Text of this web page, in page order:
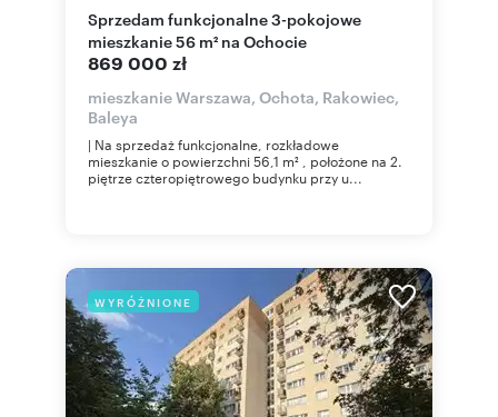
Sprzedam funkcjonalne 3-pokojowe
mieszkanie 56 m² na Ochocie
869 000 zł
mieszkanie Warszawa, Ochota, Rakowiec,
Baleya
| Na sprzedaż funkcjonalne, rozkładowe
mieszkanie o powierzchni 56,1 m² , położone na 2.
piętrze czteropiętrowego budynku przy u...
WYRÓŻNIONE